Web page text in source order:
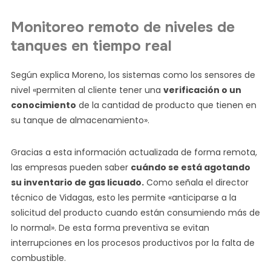
Monitoreo remoto de niveles de
tanques en tiempo real
Según explica Moreno, los sistemas como los sensores de
nivel «permiten al cliente tener una verificación o un
conocimiento de la cantidad de producto que tienen en
su tanque de almacenamiento».
Gracias a esta información actualizada de forma remota,
las empresas pueden saber cuándo se está agotando
su inventario de gas licuado.Como señala el director
técnico de Vidagas, esto les permite «anticiparse a la
solicitud del producto cuando están consumiendo más de
lo normal». De esta forma preventiva se evitan
interrupciones en los procesos productivos por la falta de
combustible.